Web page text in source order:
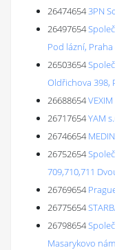
264746543PN
26497654
Pod lázní, Praha
26503654
Oldřichova 398,
26688654
26717654YAM
26746654
26752654
709,710,711
26769654
26775654
26798654
Masarykovo